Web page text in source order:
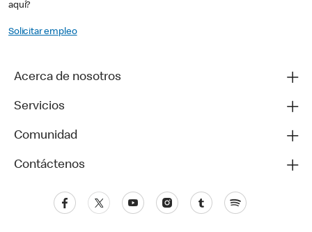
aquí?
Solicitar empleo
Acerca de nosotros
Servicios
Comunidad
Contáctenos